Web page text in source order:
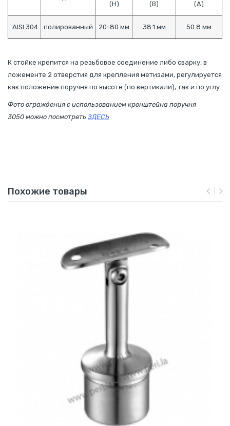
(Н)
(В) (А)
AISI 304 полированный 20-80 мм 38.1 мм 50.8 мм
К стойке крепится на резьбовое соединение либо сварку, в
ложементе 2 отверстия для крепления метизами, регулируется
как положение поручня по высоте (по вертикали), так и по углу
Фото ограждения с использованием кронштейна поручня
3050 можно посмотреть ЗДЕСЬ
Похожие товары